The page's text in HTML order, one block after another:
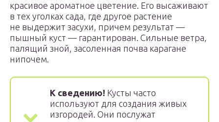
красивое ароматное цветение. Его высаживают
в тех уголках сада, где другое растение
не выдержит засухи, причем результат —
пышный куст — гарантирован. Сильные ветра,
палящий зной, засоленная почва карагане
нипочем.
К сведению! Кусты часто
используют для создания живых
изгородей. Они послужат